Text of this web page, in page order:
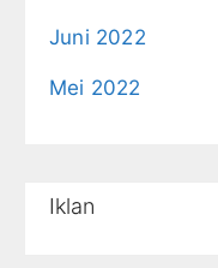
Juni 2022
Mei 2022
Iklan